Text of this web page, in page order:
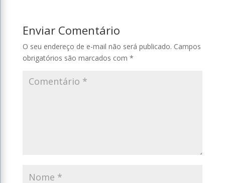
Enviar Comentário
O seu endereço de e-mail não será publicado. Campos
obrigatórios são marcados com *